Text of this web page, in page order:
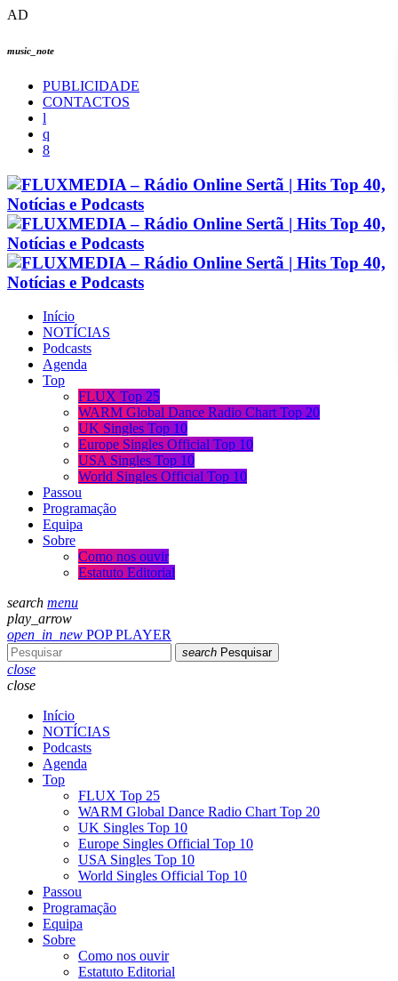
AD
music_note
PUBLICIDADE
CONTACTOS
Início
NOTÍCIAS
Podcasts
Agenda
Top
FLUX Top 25
WARM Global Dance Radio Chart Top 20
UK Singles Top 10
Europe Singles Official Top 10
USA Singles Top 10
World Singles Official Top 10
Passou
Programação
Equipa
Sobre
Como nos ouvir
Estatuto Editorial
search menu
play_arrow
open_in_new POP PLAYER
search Pesquisar
close
close
Início
NOTÍCIAS
Podcasts
Agenda
Top
FLUX Top 25
WARM Global Dance Radio Chart Top 20
UK Singles Top 10
Europe Singles Official Top 10
USA Singles Top 10
World Singles Official Top 10
Passou
Programação
Equipa
Sobre
Como nos ouvir
Estatuto Editorial